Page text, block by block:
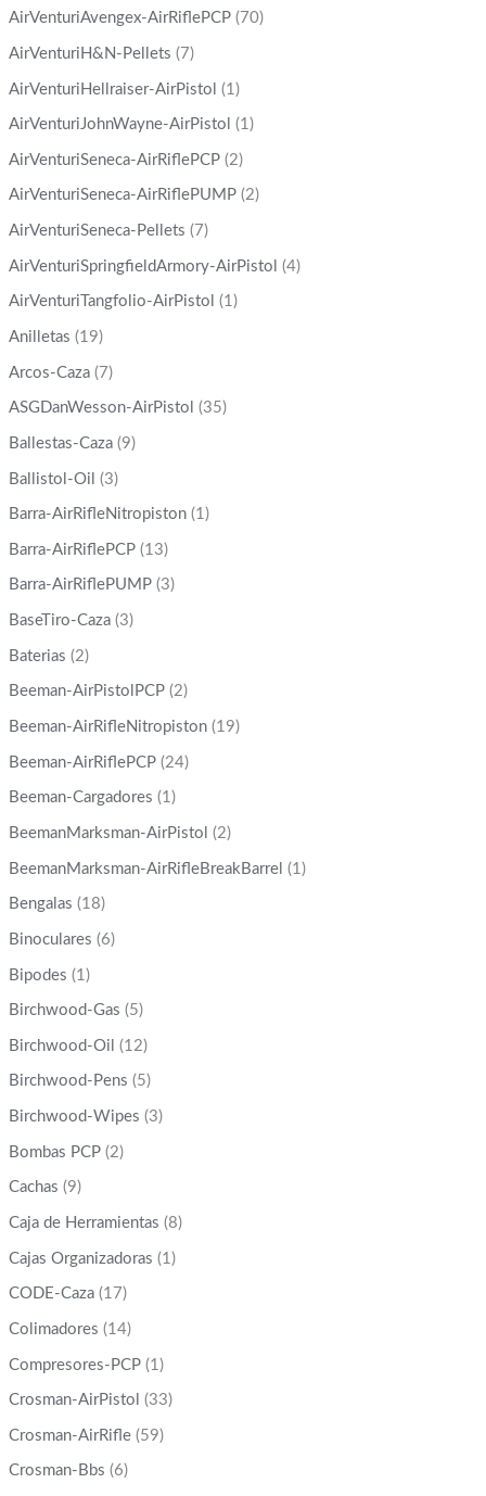
AirVenturiAvengex-AirRiflePCP (70)
AirVenturiH&N-Pellets (7)
AirVenturiHellraiser-AirPistol (1)
AirVenturiJohnWayne-AirPistol (1)
AirVenturiSeneca-AirRiflePCP (2)
AirVenturiSeneca-AirRiflePUMP (2)
AirVenturiSeneca-Pellets (7)
AirVenturiSpringfieldArmory-AirPistol (4)
AirVenturiTangfolio-AirPistol (1)
Anilletas (19)
Arcos-Caza (7)
ASGDanWesson-AirPistol (35)
Ballestas-Caza (9)
Ballistol-Oil (3)
Barra-AirRifleNitropiston (1)
Barra-AirRiflePCP (13)
Barra-AirRiflePUMP (3)
BaseTiro-Caza (3)
Baterias (2)
Beeman-AirPistolPCP (2)
Beeman-AirRifleNitropiston (19)
Beeman-AirRiflePCP (24)
Beeman-Cargadores (1)
BeemanMarksman-AirPistol (2)
BeemanMarksman-AirRifleBreakBarrel (1)
Bengalas (18)
Binoculares (6)
Bipodes (1)
Birchwood-Gas (5)
Birchwood-Oil (12)
Birchwood-Pens (5)
Birchwood-Wipes (3)
Bombas PCP (2)
Cachas (9)
Caja de Herramientas (8)
Cajas Organizadoras (1)
CODE-Caza (17)
Colimadores (14)
Compresores-PCP (1)
Crosman-AirPistol (33)
Crosman-AirRifle (59)
Crosman-Bbs (6)